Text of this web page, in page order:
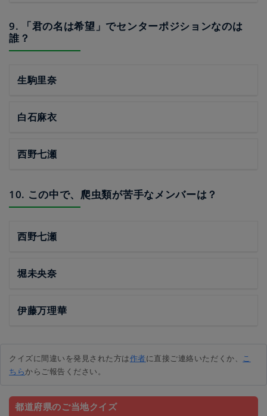
9. 「君の名は希望」でセンターポジションなのは
誰？
生駒里奈
白石麻衣
西野七瀬
10. この中で、爬虫類が苦手なメンバーは？
西野七瀬
堀未央奈
伊藤万理華
クイズに間違いを発見された方は作者に直接ご連絡いただくか、 こ
ちらからご報告ください。
都道府県のご当地クイズ